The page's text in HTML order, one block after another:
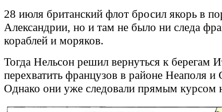
28 июля британский флот бросил якорь в
Александрии, но и там не было ни следа
кораблей и моряков.
Тогда Нельсон решил вернуться к берегам
перехватить французов в районе Неаполя и
Однако они уже следовали прямым курсом